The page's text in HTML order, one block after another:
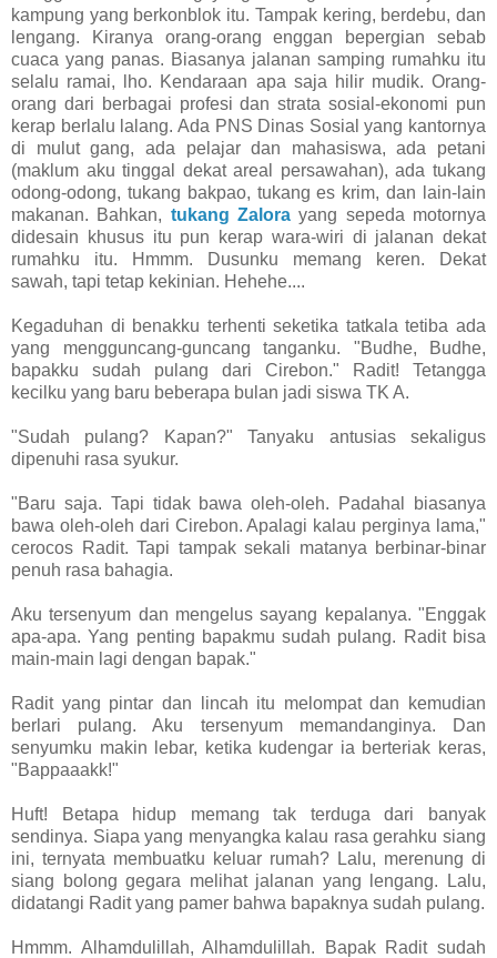
kampung yang berkonblok itu. Tampak kering, berdebu, dan
lengang. Kiranya orang-orang enggan bepergian sebab
cuaca yang panas. Biasanya jalanan samping rumahku itu
selalu ramai, lho. Kendaraan apa saja hilir mudik. Orang-
orang dari berbagai profesi dan strata sosial-ekonomi pun
kerap berlalu lalang. Ada PNS Dinas Sosial yang kantornya
di mulut gang, ada pelajar dan mahasiswa, ada petani
(maklum aku tinggal dekat areal persawahan), ada tukang
odong-odong, tukang bakpao, tukang es krim, dan lain-lain
makanan. Bahkan, tukang Zalora yang sepeda motornya
didesain khusus itu pun kerap wara-wiri di jalanan dekat
rumahku itu. Hmmm. Dusunku memang keren. Dekat
sawah, tapi tetap kekinian. Hehehe....
Kegaduhan di benakku terhenti seketika tatkala tetiba ada
yang mengguncang-guncang tanganku. "Budhe, Budhe,
bapakku sudah pulang dari Cirebon." Radit! Tetangga
kecilku yang baru beberapa bulan jadi siswa TK A.
"Sudah pulang? Kapan?" Tanyaku antusias sekaligus
dipenuhi rasa syukur.
"Baru saja. Tapi tidak bawa oleh-oleh. Padahal biasanya
bawa oleh-oleh dari Cirebon. Apalagi kalau perginya lama,"
cerocos Radit. Tapi tampak sekali matanya berbinar-binar
penuh rasa bahagia.
Aku tersenyum dan mengelus sayang kepalanya. "Enggak
apa-apa. Yang penting bapakmu sudah pulang. Radit bisa
main-main lagi dengan bapak."
Radit yang pintar dan lincah itu melompat dan kemudian
berlari pulang. Aku tersenyum memandanginya. Dan
senyumku makin lebar, ketika kudengar ia berteriak keras,
"Bappaaakk!"
Huft! Betapa hidup memang tak terduga dari banyak
sendinya. Siapa yang menyangka kalau rasa gerahku siang
ini, ternyata membuatku keluar rumah? Lalu, merenung di
siang bolong gegara melihat jalanan yang lengang. Lalu,
didatangi Radit yang pamer bahwa bapaknya sudah pulang.
Hmmm. Alhamdulillah, Alhamdulillah. Bapak Radit sudah